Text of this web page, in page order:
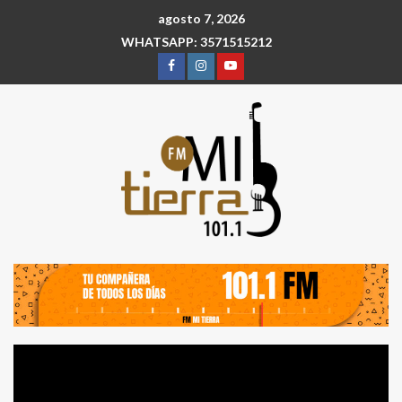
agosto 7, 2026
WHATSAPP: 3571515212